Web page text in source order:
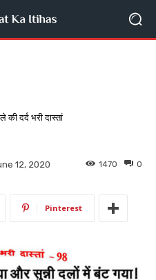
की दर्द भरी दास्तां
12, 2020 0
1470
Pinterest